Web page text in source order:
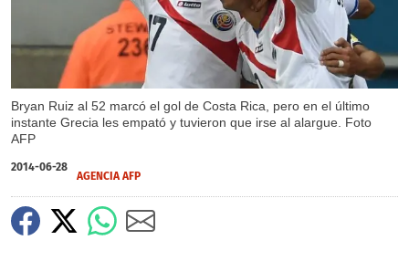
Bryan Ruiz al 52 marcó el gol de Costa Rica, pero en el último
instante Grecia les empató y tuvieron que irse al alargue. Foto
AFP
2014-06-28
AGENCIA AFP